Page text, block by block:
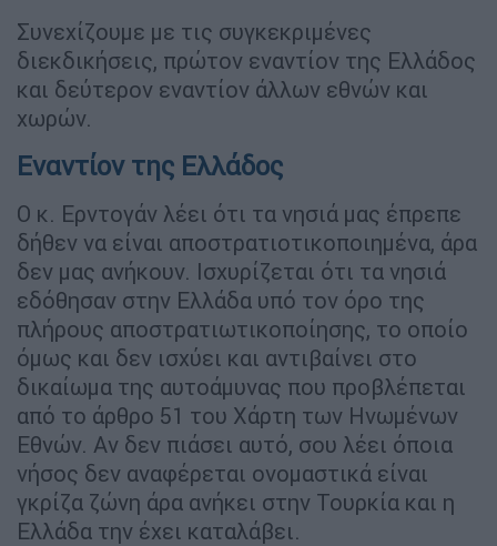
Συνεχίζουμε με τις συγκεκριμένες
διεκδικήσεις, πρώτον εναντίον της Ελλάδος
και δεύτερον εναντίον άλλων εθνών και
χωρών.
Εναντίον της Ελλάδος
Ο κ. Ερντογάν λέει ότι τα νησιά μας έπρεπε
δήθεν να είναι αποστρατιοτικοποιημένα, άρα
δεν μας ανήκουν. Ισχυρίζεται ότι τα νησιά
εδόθησαν στην Ελλάδα υπό τον όρο της
πλήρους αποστρατιωτικοπoίησης, το οποίο
όμως και δεν ισχύει και αντιβαίνει στο
δικαίωμα της αυτοάμυνας που προβλέπεται
από το άρθρο 51 του Χάρτη των Ηνωμένων
Εθνών. Αν δεν πιάσει αυτό, σου λέει όποια
νήσος δεν αναφέρεται ονομαστικά είναι
γκρίζα ζώνη άρα ανήκει στην Τουρκία και η
Ελλάδα την έχει καταλάβει.